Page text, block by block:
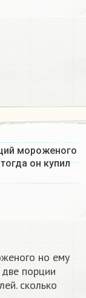
мороженого
он купил
но ему
порции
сколько